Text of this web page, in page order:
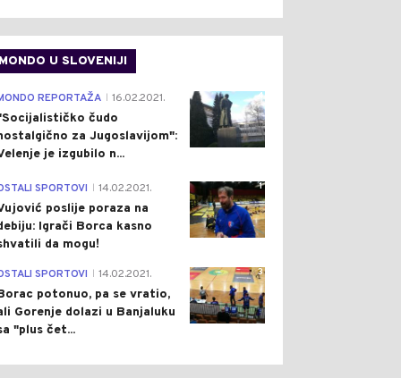
| Pre 11 h
MUP-A RS
U GAŠENJU
KOD TREBINJA:
SVIJET Pre 11 h
CRVENI ALARM ZA CIJELU
ITALIJU: TEMPERATURE
MONDO U SLOVENIJI
4
REPORTAŽA 16.02.2021.
čudo
za Jugoslavijom":
je izgubilo n...
1
SPORTOVI 14.02.2021.
poslije poraza na
Igrači Borca kasno
da mogu!
3
SPORTOVI 14.02.2021.
potonuo, pa se vratio,
Gorenje dolazi u Banjaluku
"plus čet...